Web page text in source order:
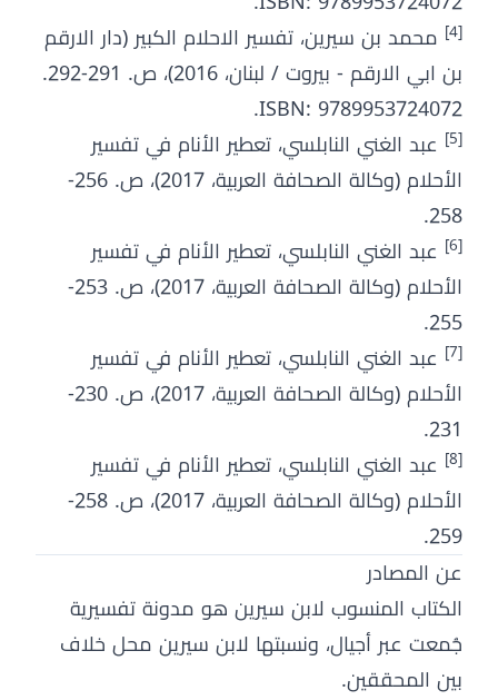
[4]
محمد بن سيرين، تفسير الاحلام الكبير (دار الارقم
بن ابي الارقم - بيروت / لبنان، 2016)، ص. 291-292.
ISBN: 9789953724072.
[5]
عبد الغني النابلسي، تعطير الأنام في تفسير
الأحلام (وكالة الصحافة العربية، 2017)، ص. 256-
258.
[6]
عبد الغني النابلسي، تعطير الأنام في تفسير
الأحلام (وكالة الصحافة العربية، 2017)، ص. 253-
255.
[7]
عبد الغني النابلسي، تعطير الأنام في تفسير
الأحلام (وكالة الصحافة العربية، 2017)، ص. 230-
231.
[8]
عبد الغني النابلسي، تعطير الأنام في تفسير
الأحلام (وكالة الصحافة العربية، 2017)، ص. 258-
259.
عن المصادر
الكتاب المنسوب لابن سيرين هو مدونة تفسيرية
جُمعت عبر أجيال، ونسبتها لابن سيرين محل خلاف
بين المحققين.